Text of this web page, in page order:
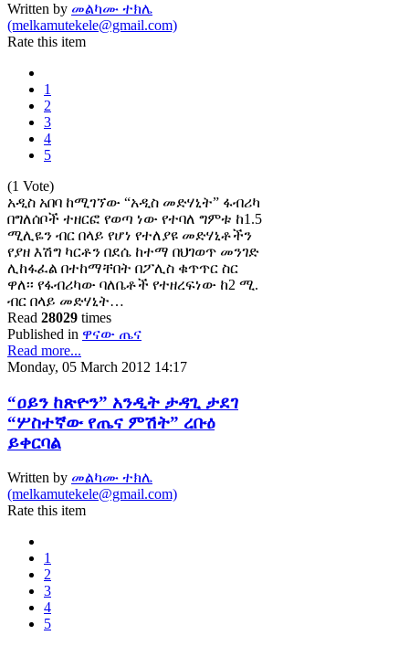
Written by መልካሙ ተክሌ
(melkamutekele@gmail.com)
Rate this item
1
2
3
4
5
(1 Vote)
አዲስ አበባ ከሚገኘው “አዲስ መድሃኒት” ፋብሪካ
በግለሰቦች ተዘርፎ የወጣ ነው የተባለ ግምቱ ከ1.5
ሚሊዬን ብር በላይ የሆነ የተለያዩ መድሃኒቶችን
የያዘ እሽግ ካርቶን በደሴ ከተማ በህገወጥ መንገድ
ሊከፋፈል በተከማቸበት በፖሊስ ቁጥጥር ስር
ዋለ፡፡ የፋብሪካው ባለቤቶች የተዘረፍነው ከ2 ሚ.
ብር በላይ መድሃኒት…
Read 28029 times
Published in ዋናው ጤና
Read more...
Monday, 05 March 2012 14:17
“ዐይን ከጽዮን” አንዲት ታዳጊ ታደገ
“ሦስተኛው የጤና ምሽት” ረቡዕ
ይቀርባል
Written by መልካሙ ተክሌ
(melkamutekele@gmail.com)
Rate this item
1
2
3
4
5